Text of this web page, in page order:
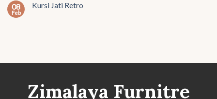
08
Feb
Kursi Jati Retro
Zimalaya Furnitre